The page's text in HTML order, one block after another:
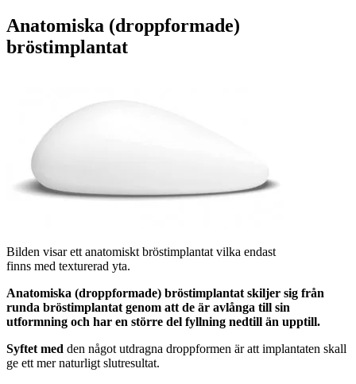
Anatomiska (droppformade)
bröstimplantat
Bilden visar ett anatomiskt bröstimplantat vilka endast
finns med texturerad yta.
Anatomiska (droppformade) bröstimplantat skiljer sig från
runda bröstimplantat genom att de är avlånga till sin
utformning och har en större del fyllning nedtill än upptill.
Syftet med den något utdragna droppformen är att implantaten skall
ge ett mer naturligt slutresultat.